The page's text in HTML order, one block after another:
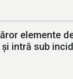
elemente
intră sub